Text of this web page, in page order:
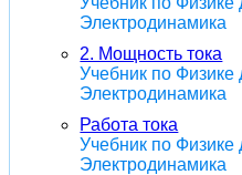
Электродинамика
2. Мощность тока
Учебник по Физике
Электродинамика
Работа тока
Учебник по Физике
Электродинамика